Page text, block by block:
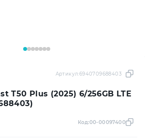
T50 Plus (2025) 6/256GB LTE
Артикул:6940709688403
Код:00-00097400